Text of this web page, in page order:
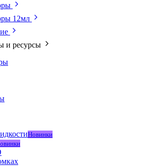
12мл
и ресурсы
Новинки